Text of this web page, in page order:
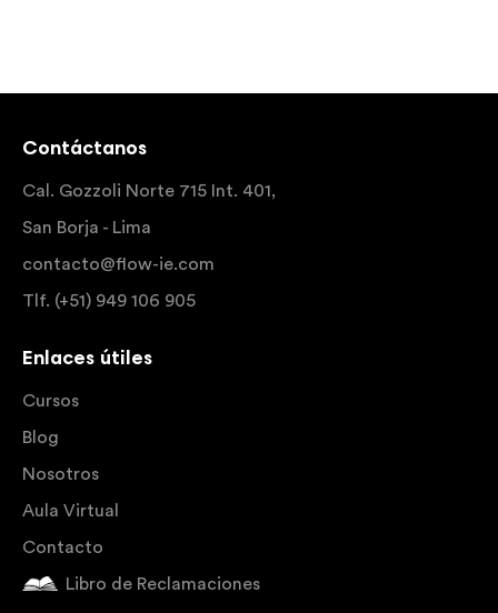
Contáctanos
Cal. Gozzoli Norte 715 Int. 401,
San Borja - Lima
contacto@flow-ie.com
Tlf. (+51) 949 106 905
Enlaces útiles
Cursos
Blog
Nosotros
Aula Virtual
Contacto
Libro de Reclamaciones